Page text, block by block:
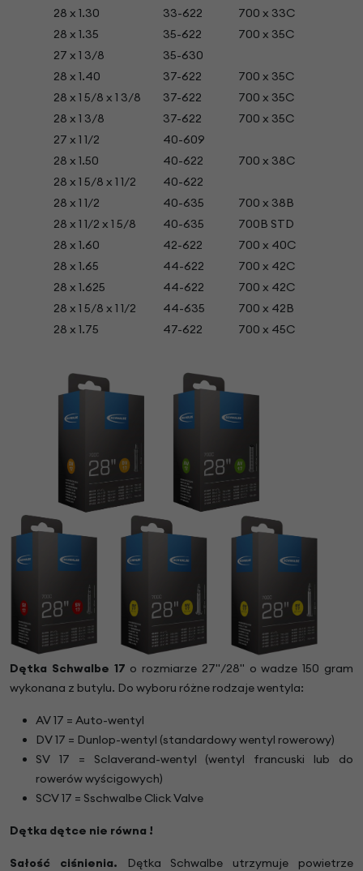
28 x 1.30
33-622
700 x 33C
28 x 1.35
35-622
700 x 35C
27 x 1 3/8
35-630
28 x 1.40
37-622
700 x 35C
28 x 1 5/8 x 1 3/8
37-622
700 x 35C
28 x 1 3/8
37-622
700 x 35C
27 x 1 1/2
40-609
28 x 1.50
40-622
700 x 38C
28 x 1 5/8 x 1 1/2
40-622
28 x 1 1/2
40-635
700 x 38B
28 x 1 1/2 x 1 5/8
40-635
700B STD
28 x 1.60
42-622
700 x 40C
28 x 1.65
44-622
700 x 42C
28 x 1.625
44-622
700 x 42C
28 x 1 5/8 x 1 1/2
44-635
700 x 42B
28 x 1.75
47-622 700 x 45C
Dętka Schwalbe 17 o rozmiarze 27"/28" o wadze 150 gram
wykonana z butylu. Do wyboru różne rodzaje wentyla:
AV 17 = Auto-wentyl
DV 17 = Dunlop-wentyl (standardowy wentyl rowerowy)
SV 17 = Sclaverand-wentyl (wentyl francuski lub do
rowerów wyścigowych)
SCV 17 = Sschwalbe Click Valve
Dętka dętce nie równa !
Sałość ciśnienia. Dętka Schwalbe utrzymuje powietrze